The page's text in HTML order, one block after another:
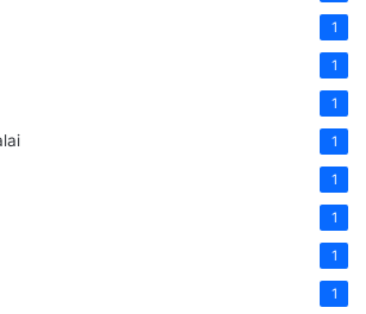
1
1
1
1
1
1
1
1